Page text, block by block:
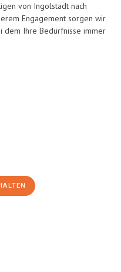
von Ingolstadt nach
Engagement sorgen wir
dem Ihre Bedürfnisse immer